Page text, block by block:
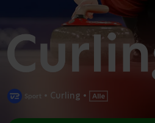
• Curling •